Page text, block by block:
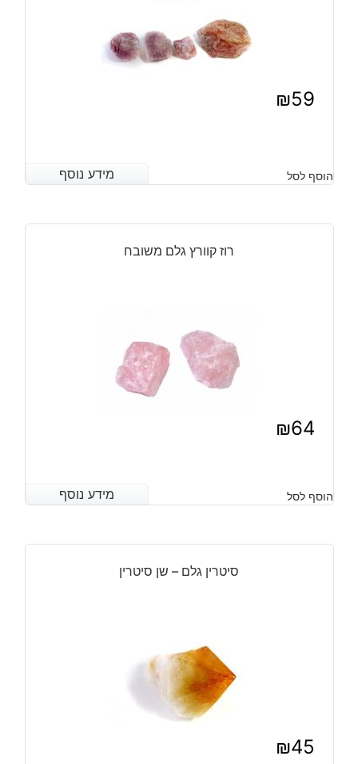
₪59
מידע נוסף הוסף לסל מידע נוסף
רוז קוורץ גלם משובח
₪64
מידע נוסף הוסף לסל מידע נוסף
סיטרין גלם – שן סיטרין
₪45